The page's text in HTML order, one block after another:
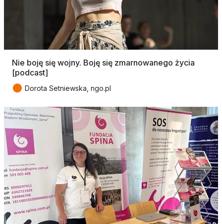
Nie boję się wojny. Boję się zmarnowanego życia
[podcast]
● Dorota Setniewska, ngo.pl